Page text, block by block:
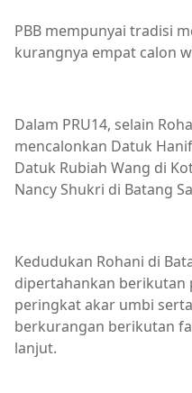
PBB mempunyai tradisi
kurangnya empat calon
Dalam PRU14, selain
mencalonkan Datuk
Datuk Rubiah Wang di
Nancy Shukri di Batang
Kedudukan Rohani di
dipertahankan berikutan
peringkat akar umbi
berkurangan berikutan
lanjut.